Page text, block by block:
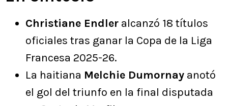
Christiane Endler alcanzó 18 títulos
oficiales tras ganar la Copa de la Liga
Francesa 2025-26.
La haitiana Melchie Dumornay anotó
el gol del triunfo en la final disputada